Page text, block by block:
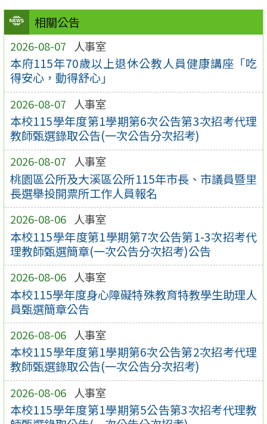
相關公告
2026-08-07 人事室
本府115年70歲以上退休公教人員健康講座「吃
得安心，動得舒心」
2026-08-07 人事室
本校115學年度第1學期第6次公告第3次招考代理
教師甄選錄取公告(一次公告分次招考)
2026-08-07 人事室
桃園區公所及大溪區公所115年市長、市議員暨里
長選舉投開票所工作人員報名
2026-08-06 人事室
本校115學年度第1學期第7次公告第1-3次招考代
理教師甄選簡章(一次公告分次招考)公告
2026-08-06 人事室
本校115學年度身心障礙特殊教育特教學生助理人
員甄選簡章公告
2026-08-06 人事室
本校115學年度第1學期第6次公告第2次招考代理
教師甄選錄取公告(一次公告分次招考)
2026-08-06 人事室
本校115學年度第1學期第5公告第3次招考代理教